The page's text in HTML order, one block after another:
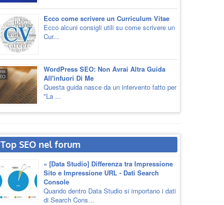
Ecco come scrivere un Curriculum Vitae
Ecco alcuni consigli utili su come scrivere un
Cur...
WordPress SEO: Non Avrai Altra Guida
All'infuori Di Me
Questa guida nasce da un intervento fatto per
"La ...
Top SEO nel forum
» [Data Studio] Differenza tra Impressione
Sito e Impressione URL - Dati Search
Console
Quando dentro Data Studio si importano i dati
di Search Cons...